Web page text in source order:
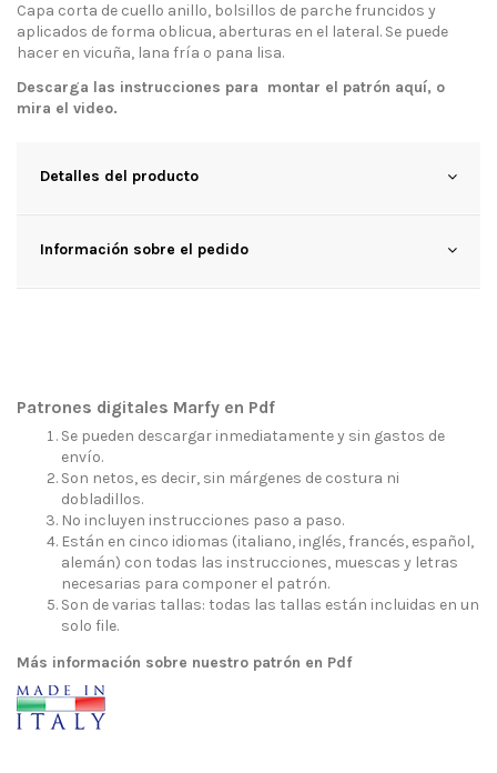
Capa corta de cuello anillo, bolsillos de parche fruncidos y
aplicados de forma oblicua, aberturas en el lateral. Se puede
hacer en vicuña, lana fría o pana lisa.
Descarga las instrucciones para montar el patrón aquí, o
mira el video.
Detalles del producto
Información sobre el pedido
Patrones digitales Marfy en Pdf
Se pueden descargar inmediatamente y sin gastos de
envío.
Son netos, es decir, sin márgenes de costura ni
dobladillos.
No incluyen instrucciones paso a paso.
Están en cinco idiomas (italiano, inglés, francés, español,
alemán) con todas las instrucciones, muescas y letras
necesarias para componer el patrón.
Son de varias tallas: todas las tallas están incluidas en un
solo file.
Más información sobre nuestro patrón en Pdf